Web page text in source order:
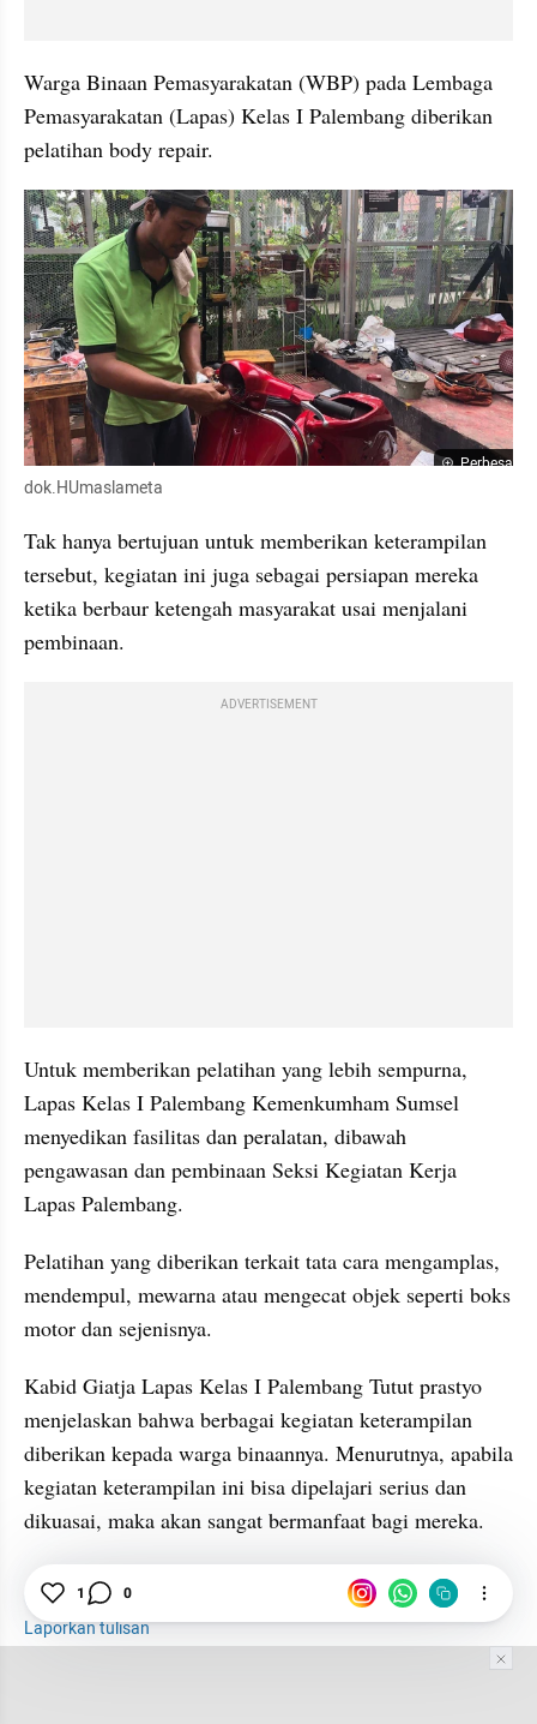
Warga Binaan Pemasyarakatan (WBP) pada Lembaga
Pemasyarakatan (Lapas) Kelas I Palembang diberikan
pelatihan body repair.
Perbesar
dok.HUmaslameta
Tak hanya bertujuan untuk memberikan keterampilan
tersebut, kegiatan ini juga sebagai persiapan mereka
ketika berbaur ketengah masyarakat usai menjalani
pembinaan.
ADVERTISEMENT
Untuk memberikan pelatihan yang lebih sempurna,
Lapas Kelas I Palembang Kemenkumham Sumsel
menyedikan fasilitas dan peralatan, dibawah
pengawasan dan pembinaan Seksi Kegiatan Kerja
Lapas Palembang.
Pelatihan yang diberikan terkait tata cara mengamplas,
mendempul, mewarna atau mengecat objek seperti boks
motor dan sejenisnya.
Kabid Giatja Lapas Kelas I Palembang Tutut prastyo
menjelaskan bahwa berbagai kegiatan keterampilan
diberikan kepada warga binaannya. Menurutnya, apabila
kegiatan keterampilan ini bisa dipelajari serius dan
dikuasai, maka akan sangat bermanfaat bagi mereka.
Lapas Kemenkumham
Repair Velg Mobil
Laporkan tulisan
1 0